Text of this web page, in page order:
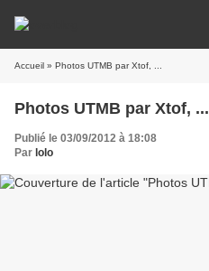
Accueil » Photos UTMB par Xtof, ...
Photos UTMB par Xtof, ...
Publié le 03/09/2012 à 18:08
Par lolo